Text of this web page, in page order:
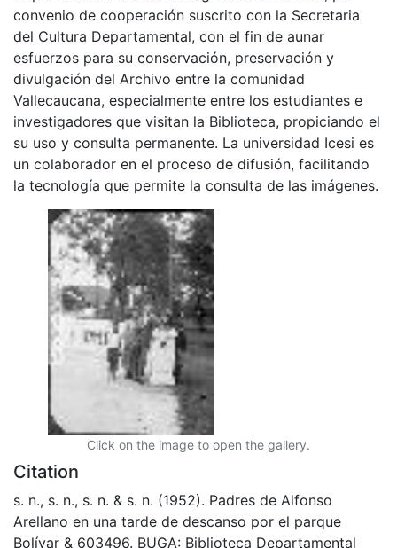
convenio de cooperación suscrito con la Secretaria
del Cultura Departamental, con el fin de aunar
esfuerzos para su conservación, preservación y
divulgación del Archivo entre la comunidad
Vallecaucana, especialmente entre los estudiantes e
investigadores que visitan la Biblioteca, propiciando el
su uso y consulta permanente. La universidad Icesi es
un colaborador en el proceso de difusión, facilitando
la tecnología que permite la consulta de las imágenes.
Click on the image to open the gallery.
Citation
s. n., s. n., s. n. & s. n. (1952). Padres de Alfonso
Arellano en una tarde de descanso por el parque
Bolívar & 603496. BUGA: Biblioteca Departamental